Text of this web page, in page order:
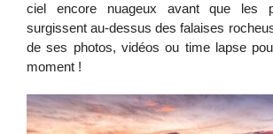
ciel encore nuageux avant que les
surgissent au-dessus des falaises
de ses photos, vidéos ou time lapse
moment !